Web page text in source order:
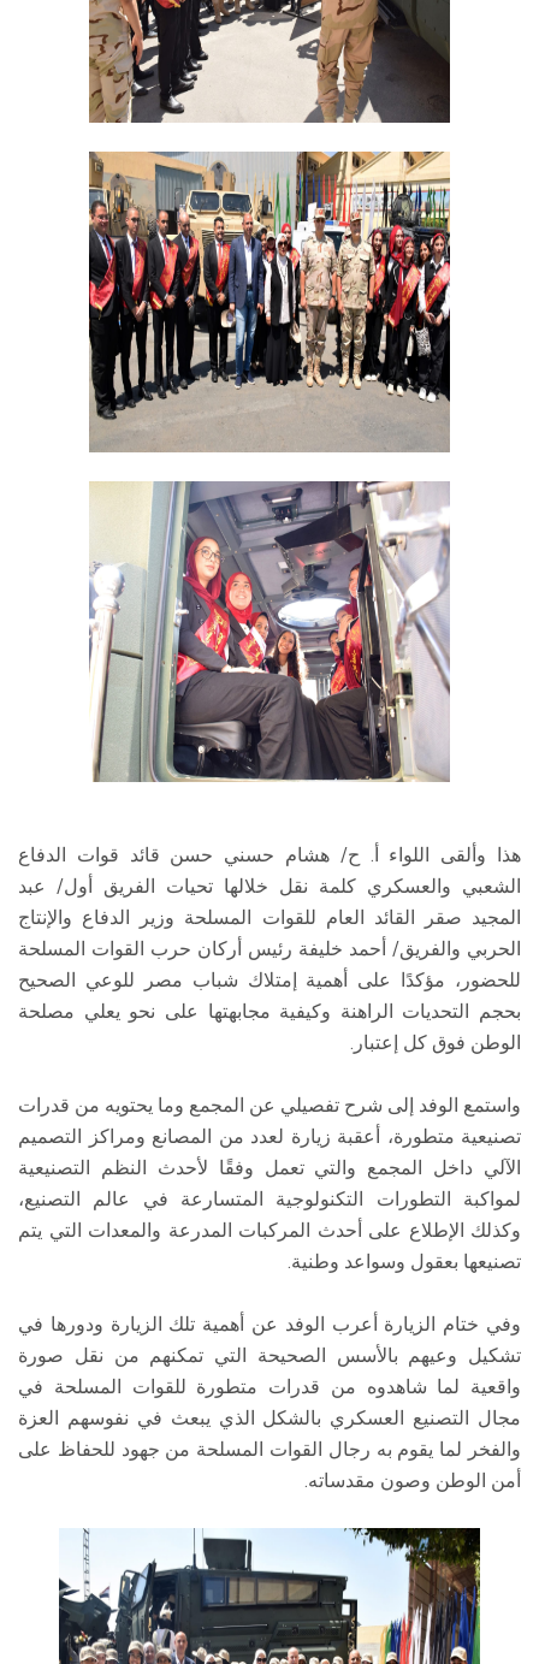
هذا وألقى اللواء أ. ح/ هشام حسني حسن قائد قوات الدفاع
الشعبي والعسكري كلمة نقل خلالها تحيات الفريق أول/ عبد
المجيد صقر القائد العام للقوات المسلحة وزير الدفاع والإنتاج
الحربي والفريق/ أحمد خليفة رئيس أركان حرب القوات المسلحة
للحضور، مؤكدًا على أهمية إمتلاك شباب مصر للوعي الصحيح
بحجم التحديات الراهنة وكيفية مجابهتها على نحو يعلي مصلحة
الوطن فوق كل إعتبار.
واستمع الوفد إلى شرح تفصيلي عن المجمع وما يحتويه من قدرات
تصنيعية متطورة، أعقبة زيارة لعدد من المصانع ومراكز التصميم
الآلي داخل المجمع والتي تعمل وفقًا لأحدث النظم التصنيعية
لمواكبة التطورات التكنولوجية المتسارعة في عالم التصنيع،
وكذلك الإطلاع على أحدث المركبات المدرعة والمعدات التي يتم
تصنيعها بعقول وسواعد وطنية.
وفي ختام الزيارة أعرب الوفد عن أهمية تلك الزيارة ودورها في
تشكيل وعيهم بالأسس الصحيحة التي تمكنهم من نقل صورة
واقعية لما شاهدوه من قدرات متطورة للقوات المسلحة في
مجال التصنيع العسكري بالشكل الذي يبعث في نفوسهم العزة
والفخر لما يقوم به رجال القوات المسلحة من جهود للحفاظ على
أمن الوطن وصون مقدساته.